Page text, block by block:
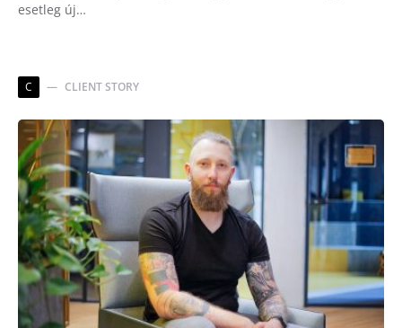
esetleg új…
C CLIENT STORY